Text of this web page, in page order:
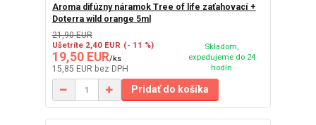
Aroma difúzny náramok Tree of life zaťahovací +
Doterra wild orange 5ml
21,90 EUR
Ušetríte 2,40 EUR (- 11 %)
19,50 EUR/ks
15,85 EUR bez DPH
Skladom,
expedujeme do 24
hodín
Pridať do košíka